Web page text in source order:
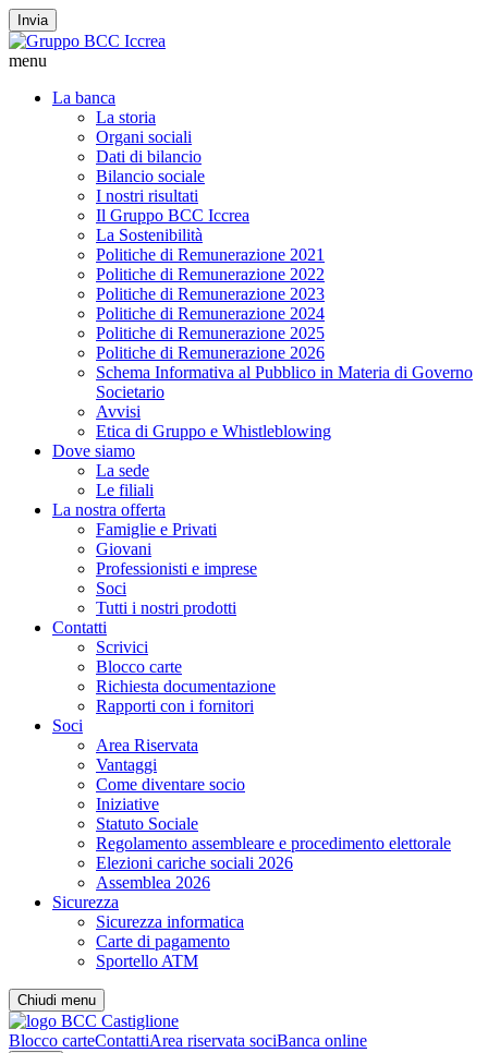
Invia
menu
La banca
La storia
Organi sociali
Dati di bilancio
Bilancio sociale
I nostri risultati
Il Gruppo BCC Iccrea
La Sostenibilità
Politiche di Remunerazione 2021
Politiche di Remunerazione 2022
Politiche di Remunerazione 2023
Politiche di Remunerazione 2024
Politiche di Remunerazione 2025
Politiche di Remunerazione 2026
Schema Informativa al Pubblico in Materia di Governo
Societario
Avvisi
Etica di Gruppo e Whistleblowing
Dove siamo
La sede
Le filiali
La nostra offerta
Famiglie e Privati
Giovani
Professionisti e imprese
Soci
Tutti i nostri prodotti
Contatti
Scrivici
Blocco carte
Richiesta documentazione
Rapporti con i fornitori
Soci
Area Riservata
Vantaggi
Come diventare socio
Iniziative
Statuto Sociale
Regolamento assembleare e procedimento elettorale
Elezioni cariche sociali 2026
Assemblea 2026
Sicurezza
Sicurezza informatica
Carte di pagamento
Sportello ATM
Chiudi menu
Blocco carteContattiArea riservata sociBanca online